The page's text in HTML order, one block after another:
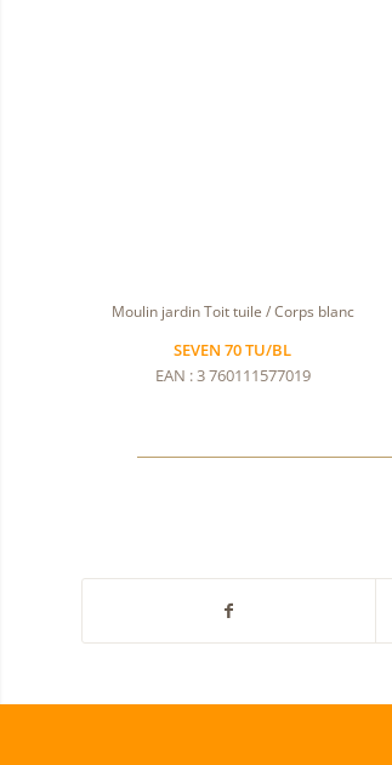
Moulin jardin Toit tuile / Corps blanc
SEVEN 70 TU/BL
EAN : 3 760111577019